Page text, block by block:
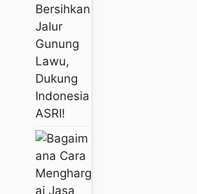
Bersihkan
Jalur
Gunung
Lawu,
Dukung
Indonesia
ASRI!